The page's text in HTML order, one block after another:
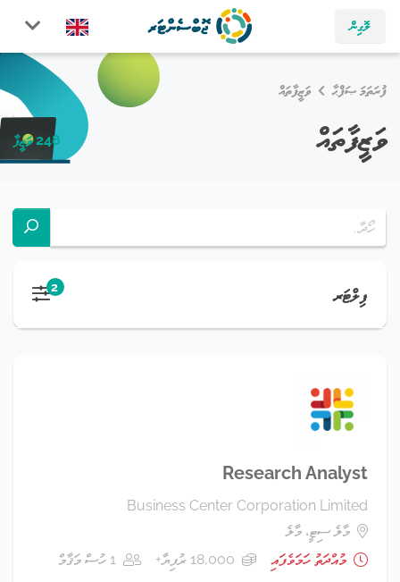
ލޮގިން
ފުރަތަމަ ޞަފްޙާ ވަޒީފާތައް
ވަޒީފާތައް 248 ވަޒީފާ
ފިލްޓަރ 2
Research Analyst
Business Center Corporation Limited
މާލެ ސިޓީ، މާލެ
މުއްދަތު ހަމަވެފައި
18,000 ރުފިޔާ+ 1 ހުސް މަޤާމް